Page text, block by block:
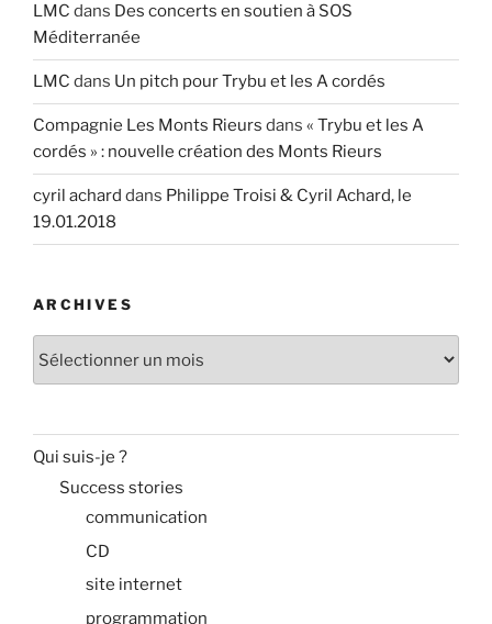
LMC dans Des concerts en soutien à SOS
Méditerranée
LMC dans Un pitch pour Trybu et les A cordés
Compagnie Les Monts Rieurs dans « Trybu et les A
cordés » : nouvelle création des Monts Rieurs
cyril achard dans Philippe Troisi & Cyril Achard, le
19.01.2018
ARCHIVES
Qui suis-je ?
Success stories
communication
CD
site internet
programmation